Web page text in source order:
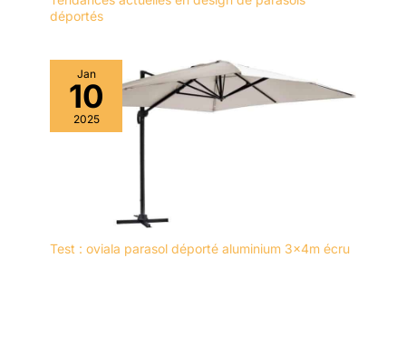
déportés
Jan
10
2025
Test : oviala parasol déporté aluminium 3x4m écru